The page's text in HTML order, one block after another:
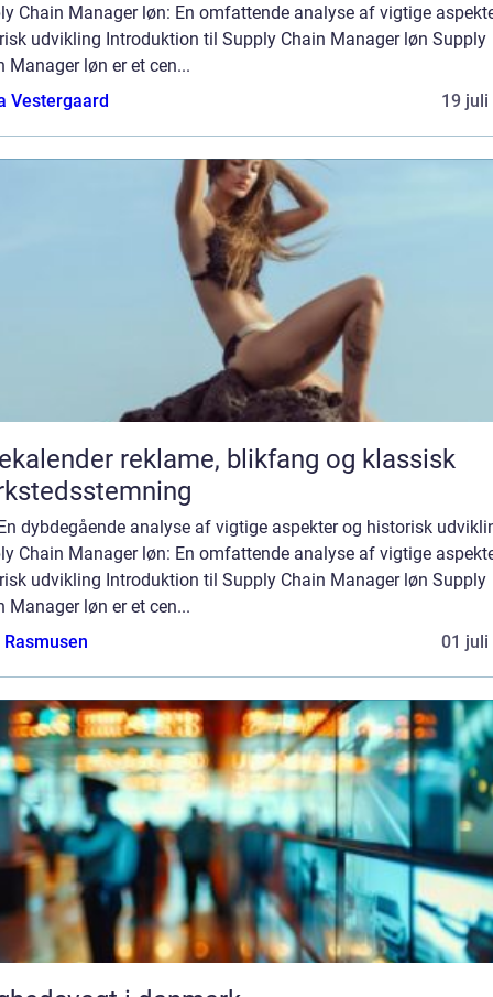
Chain Manager løn: En omfattende analyse af vigtige
udvikling Introduktion til Supply Chain Manager løn Supply
Manager løn er et cen...
Vestergaard
19 juli
reklame, blikfang og klassisk
dybdegående analyse af vigtige aspekter og historisk
Chain Manager løn: En omfattende analyse af vigtige
udvikling Introduktion til Supply Chain Manager løn Supply
Manager løn er et cen...
01 juli